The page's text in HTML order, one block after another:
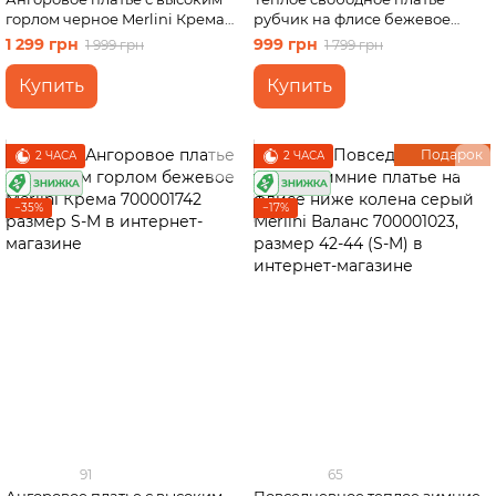
горлом черное Merlini Крема
700001741 размер S-M
1 299 грн 1 999 грн
Купить
рубчик на флисе бежевое
Merlini Боза 700001802 размер
999 грн 1 799 грн
Купить
2 ЧАСА
−35%
91
Подарок
2 ЧАСА
−17%
65